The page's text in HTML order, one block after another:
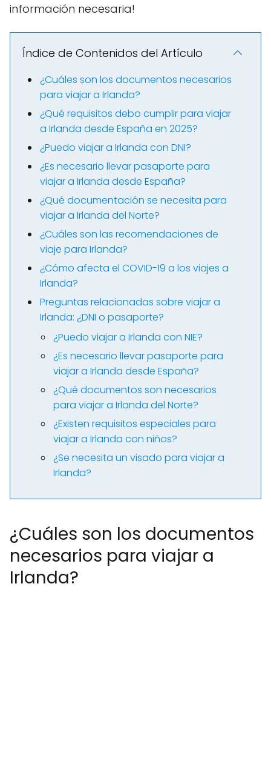
información necesaria!
Índice de Contenidos del Artículo
¿Cuáles son los documentos necesarios
para viajar a Irlanda?
¿Qué requisitos debo cumplir para viajar
a Irlanda desde España en 2025?
¿Puedo viajar a Irlanda con DNI?
¿Es necesario llevar pasaporte para
viajar a Irlanda desde España?
¿Qué documentación se necesita para
viajar a Irlanda del Norte?
¿Cuáles son las recomendaciones de
viaje para Irlanda?
¿Cómo afecta el COVID-19 a los viajes a
Irlanda?
Preguntas relacionadas sobre viajar a
Irlanda: ¿DNI o pasaporte?
¿Puedo viajar a Irlanda con NIE?
¿Es necesario llevar pasaporte para
viajar a Irlanda desde España?
¿Qué documentos son necesarios
para viajar a Irlanda del Norte?
¿Existen requisitos especiales para
viajar a Irlanda con niños?
¿Se necesita un visado para viajar a
Irlanda?
¿Cuáles son los documentos
necesarios para viajar a
Irlanda?